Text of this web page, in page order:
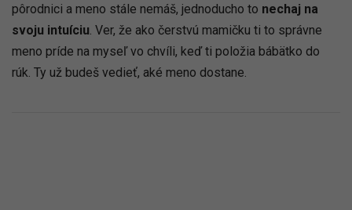
pôrodnici a meno stále nemáš, jednoducho to nechaj na
svoju intuíciu . Ver, že ako čerstvú mamičku ti to správne
meno príde na myseľ vo chvíli, keď ti položia bábätko do
rúk. Ty už budeš vedieť, aké meno dostane.